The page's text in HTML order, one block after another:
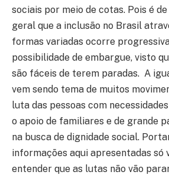
sociais por meio de cotas. Pois é
geral que a inclusão no Brasil
formas variadas ocorre
possibilidade de embargue, visto
são fáceis de terem paradas. A
vem sendo tema de muitos
luta das pessoas com
o apoio de familiares e de grande
na busca de dignidade social.
informações aqui apresentadas só
entender que as lutas não vão